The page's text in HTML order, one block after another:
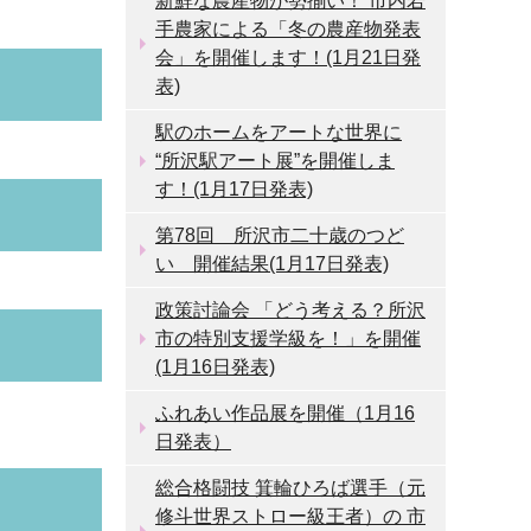
手農家による「冬の農産物発表
会」を開催します！(1月21日発
表)
駅のホームをアートな世界に
“所沢駅アート展”を開催しま
す！(1月17日発表)
第78回 所沢市二十歳のつど
い 開催結果(1月17日発表)
政策討論会 「どう考える？所沢
市の特別支援学級を！」を開催
(1月16日発表)
ふれあい作品展を開催（1月16
日発表）
総合格闘技 箕輪ひろば選手（元
修斗世界ストロー級王者）の 市